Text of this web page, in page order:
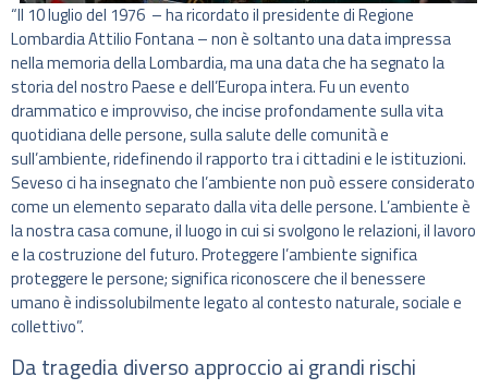
“Il 10 luglio del 1976 – ha ricordato il presidente di Regione
Lombardia Attilio Fontana – non è soltanto una data impressa
nella memoria della Lombardia, ma una data che ha segnato la
storia del nostro Paese e dell’Europa intera. Fu un evento
drammatico e improvviso, che incise profondamente sulla vita
quotidiana delle persone, sulla salute delle comunità e
sull’ambiente, ridefinendo il rapporto tra i cittadini e le istituzioni.
Seveso ci ha insegnato che l’ambiente non può essere considerato
come un elemento separato dalla vita delle persone. L’ambiente è
la nostra casa comune, il luogo in cui si svolgono le relazioni, il lavoro
e la costruzione del futuro. Proteggere l’ambiente significa
proteggere le persone; significa riconoscere che il benessere
umano è indissolubilmente legato al contesto naturale, sociale e
collettivo”.
Da tragedia diverso approccio ai grandi rischi